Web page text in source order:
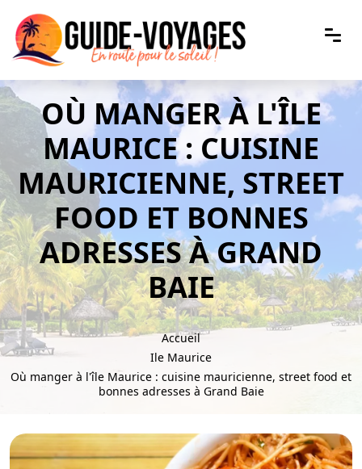
OÙ MANGER À L'ÎLE
MAURICE : CUISINE
MAURICIENNE, STREET
FOOD ET BONNES
ADRESSES À GRAND
BAIE
Accueil
Ile Maurice
Où manger à l'île Maurice : cuisine mauricienne, street food et
bonnes adresses à Grand Baie